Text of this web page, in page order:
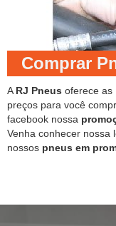
Comprar
A RJ Pneus oferece as
preços para você
facebook nossa
Venha conhecer nossa
nossos pneus em